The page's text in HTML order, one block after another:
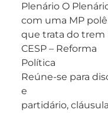
Plenário O
com uma MP
que trata do trem
CESP – Reforma
Política
Reúne-se para
e
partidário,